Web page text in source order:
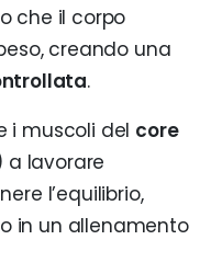
che il corpo
creando una
.
i muscoli del core
a lavorare
l’equilibrio,
in un allenamento